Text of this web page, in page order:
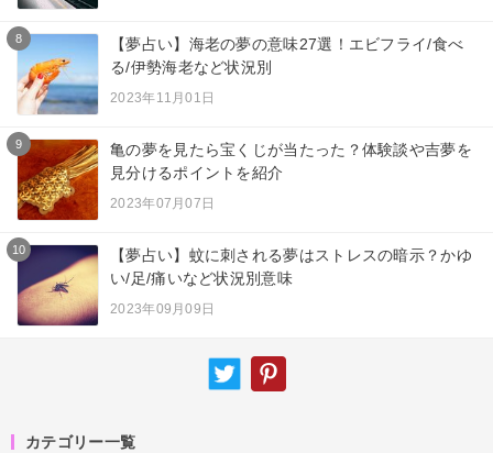
8
【夢占い】海老の夢の意味27選！エビフライ/食べ
る/伊勢海老など状況別
2023年11月01日
9
亀の夢を見たら宝くじが当たった？体験談や吉夢を
見分けるポイントを紹介
2023年07月07日
10
【夢占い】蚊に刺される夢はストレスの暗示？かゆ
い/足/痛いなど状況別意味
2023年09月09日
カテゴリー一覧